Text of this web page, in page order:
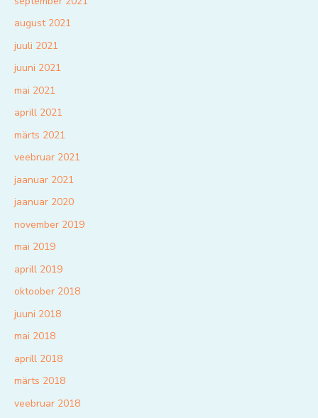
august 2021
juuli 2021
juuni 2021
mai 2021
aprill 2021
märts 2021
veebruar 2021
jaanuar 2021
jaanuar 2020
november 2019
mai 2019
aprill 2019
oktoober 2018
juuni 2018
mai 2018
aprill 2018
märts 2018
veebruar 2018